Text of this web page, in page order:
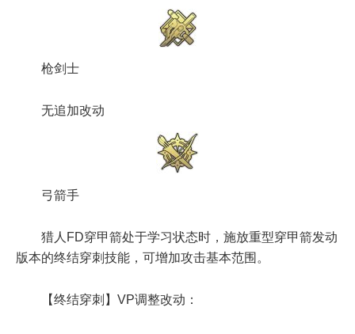
枪剑士
无追加改动
弓箭手
猎人FD穿甲箭处于学习状态时，施放重型穿甲箭发动
版本的终结穿刺技能，可增加攻击基本范围。
【终结穿刺】VP调整改动：